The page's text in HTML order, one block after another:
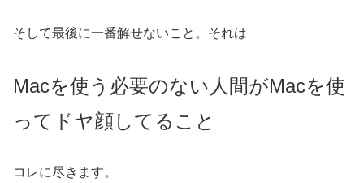
そして最後に一番解せないこと。それは
Macを使う必要のない人間がMacを使
ってドヤ顔してること
コレに尽きます。